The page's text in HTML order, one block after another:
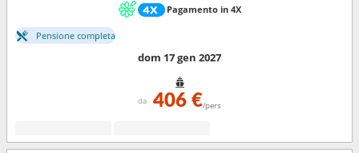
Pagamento in 4X
Pensione completa
dom 17 gen 2027
da 406 €/pers